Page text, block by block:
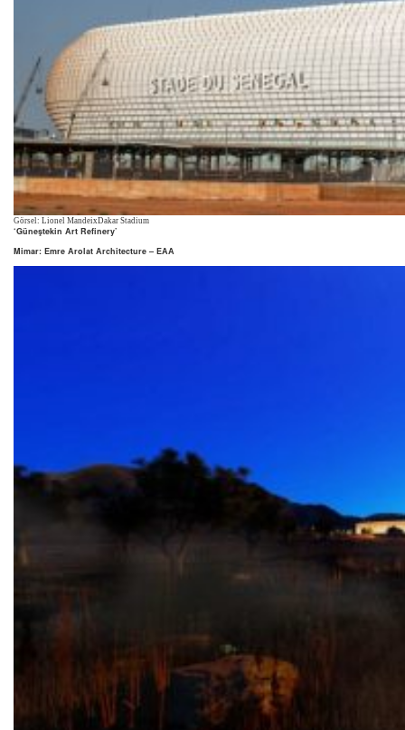
Görsel: Lionel MandeixDakar Stadium
‘Güneştekin Art Refinery’
Mimar: Emre Arolat Architecture – EAA